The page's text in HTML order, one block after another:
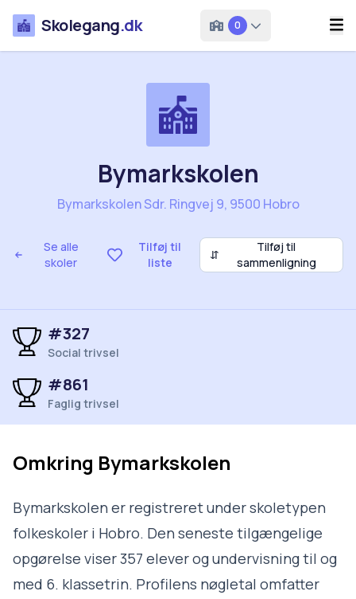
Skolegang.dk 0
Se alle
skoler
Tilføj til
liste
⇵
Tilføj til
sammenligning
Bymarkskolen
Bymarkskolen Sdr. Ringvej 9, 9500 Hobro
#327
Social trivsel
#861
Faglig trivsel
Omkring Bymarkskolen
Bymarkskolen er registreret under skoletypen
folkeskoler i Hobro. Den seneste tilgængelige
opgørelse viser 357 elever og undervisning til og
med 6. klassetrin. Profilens nøgletal omfatter